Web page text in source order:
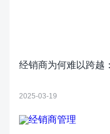
经销商为何难以跨越
2025-03-19